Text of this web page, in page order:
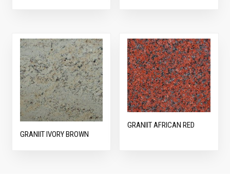
GRANIIT IVORY BROWN
GRANIIT AFRICAN RED